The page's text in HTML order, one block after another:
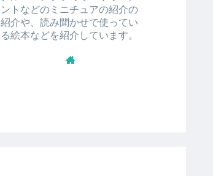
ントなどのミニチュアの紹介の
紹介や、読み聞かせで使ってい
る絵本などを紹介しています。